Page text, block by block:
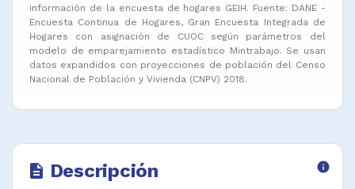
información de la encuesta de hogares GEIH. Fuente: DANE -
Encuesta Continua de Hogares, Gran Encuesta Integrada de
Hogares con asignación de CUOC según parámetros del
modelo de emparejamiento estadístico Mintrabajo. Se usan
datos expandidos con proyecciones de población del Censo
Nacional de Población y Vivienda (CNPV) 2018.
description Descripción info